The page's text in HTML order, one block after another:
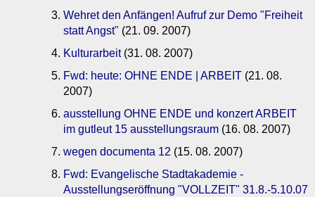
Wehret den Anfängen! Aufruf zur Demo "Freiheit
statt Angst" (21. 09. 2007)
Kulturarbeit(31. 08. 2007)
Fwd: heute: OHNE ENDE | ARBEIT (21. 08.
2007)
ausstellung OHNE ENDE und konzert ARBEIT
im gutleut 15 ausstellungsraum (16. 08. 2007)
wegen documenta 12 (15. 08. 2007)
Fwd: Evangelische Stadtakademie -
Ausstellungseröffnung "VOLLZEIT" 31.8.-5.10.07